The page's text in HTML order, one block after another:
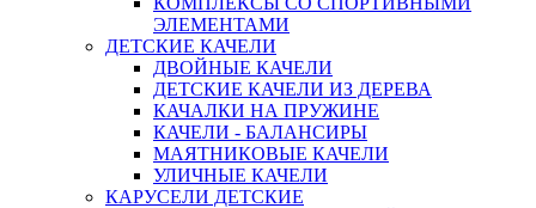
ЭЛЕМЕНТАМИ
ДЕТСКИЕ КАЧЕЛИ
ДВОЙНЫЕ КАЧЕЛИ
ДЕТСКИЕ КАЧЕЛИ ИЗ ДЕРЕВА
КАЧАЛКИ НА ПРУЖИНЕ
КАЧЕЛИ - БАЛАНСИРЫ
МАЯТНИКОВЫЕ КАЧЕЛИ
УЛИЧНЫЕ КАЧЕЛИ
КАРУСЕЛИ ДЕТСКИЕ